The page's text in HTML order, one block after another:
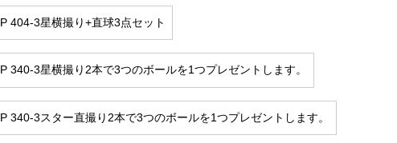
P 404-3星横撮り+直球3点セット
P 340-3星横撮り2本で3つのボールを1つプレゼントします。
P 340-3スター直撮り2本で3つのボールを1つプレゼントします。